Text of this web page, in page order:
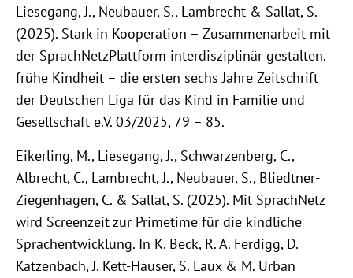
Liesegang, J., Neubauer, S., Lambrecht & Sallat, S.
(2025). Stark in Kooperation – Zusammenarbeit mit
der SprachNetzPlattform interdisziplinär gestalten.
frühe Kindheit – die ersten sechs Jahre Zeitschrift
der Deutschen Liga für das Kind in Familie und
Gesellschaft e.V. 03/2025, 79 – 85.
Eikerling, M., Liesegang, J., Schwarzenberg, C.,
Albrecht, C., Lambrecht, J., Neubauer, S., Bliedtner-
Ziegenhagen, C. & Sallat, S. (2025). Mit SprachNetz
wird Screenzeit zur Primetime für die kindliche
Sprachentwicklung. In K. Beck, R. A. Ferdigg, D.
Katzenbach, J. Kett-Hauser, S. Laux & M. Urban